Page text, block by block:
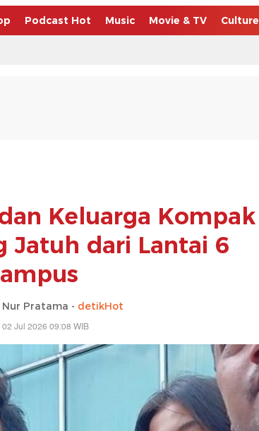
Podcast Hot Music Movie & TV Culture
Keluarga Kompak
Jatuh dari Lantai 6
Pratama - detikHot
02 Jul 2026 09:08 WIB